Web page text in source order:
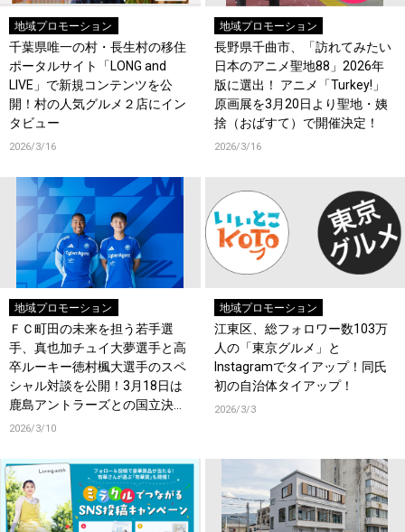
地域プロモーション
千葉県唯一の村・長生村の移住
ポータルサイト「LONG and
LIVE」で新規コンテンツを公
開！村の人気グルメ２店にイン
タビュー
2026/3/16
地域プロモーション
長野県千曲市、「訪れてみたい
日本のアニメ聖地88」2026年
版に選出！ アニメ「Turkey!」
原画展を3月20日より聖地・姨
捨（おばすて）で開催決定！
2026/3/16
地域プロモーション
ＦＣ町田の未来を担う若手選
手、真也加チュイ大夢選手と高
卒ルーキー徳村楓大選手のスペ
シャル対談を公開！3月18日は
鹿島アントラーズとの国立決
戦！
2026/3/10
地域プロモーション
江東区、総フォロワー数103万
人の「東京グルメ」と
Instagramでタイアップ！同氏
初の自治体タイアップ！
2026/3/3